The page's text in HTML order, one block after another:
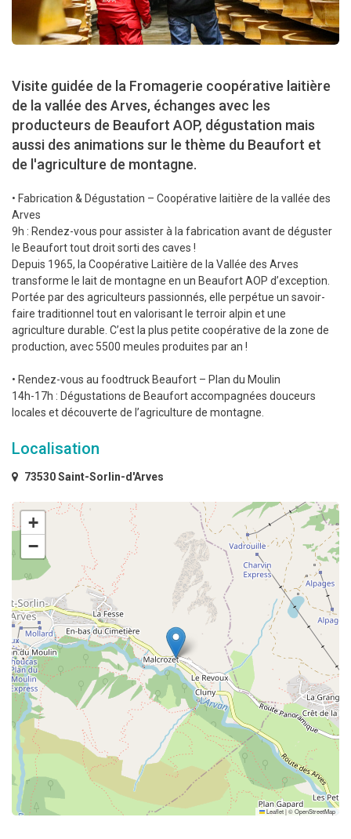
Visite guidée de la Fromagerie coopérative laitière
de la vallée des Arves, échanges avec les
producteurs de Beaufort AOP, dégustation mais
aussi des animations sur le thème du Beaufort et
de l'agriculture de montagne.
• Fabrication & Dégustation – Coopérative laitière de la vallée des
Arves
9h : Rendez-vous pour assister à la fabrication avant de déguster
le Beaufort tout droit sorti des caves !
Depuis 1965, la Coopérative Laitière de la Vallée des Arves
transforme le lait de montagne en un Beaufort AOP d’exception.
Portée par des agriculteurs passionnés, elle perpétue un savoir-
faire traditionnel tout en valorisant le terroir alpin et une
agriculture durable. C’est la plus petite coopérative de la zone de
production, avec 5500 meules produites par an !
• Rendez-vous au foodtruck Beaufort – Plan du Moulin
14h-17h : Dégustations de Beaufort accompagnées douceurs
locales et découverte de l’agriculture de montagne.
Localisation
73530 Saint-Sorlin-d'Arves
+
−
Leaflet|©OpenStreetMap